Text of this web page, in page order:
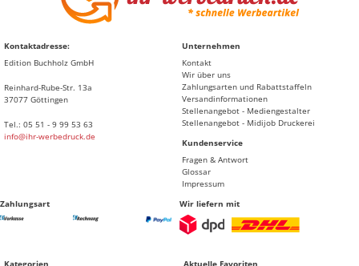
Kontaktadresse:
Edition Buchholz GmbH
Reinhard-Rube-Str. 13a
37077 Göttingen
Tel.: 05 51 - 9 99 53 63
info@ihr-werbedruck.de
Unternehmen
Kontakt
Wir über uns
Zahlungsarten und Rabattstaffeln
Versandinformationen
Stellenangebot - Mediengestalter
Stellenangebot - Midijob Druckerei
Kundenservice
Fragen & Antwort
Glossar
Impressum
Wir liefern mit
Zahlungsart